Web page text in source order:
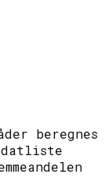
beregnes